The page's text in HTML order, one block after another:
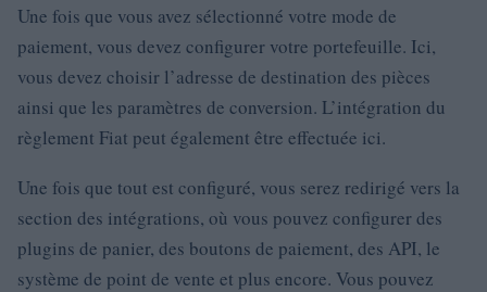
Une fois que vous avez sélectionné votre mode de
paiement, vous devez configurer votre portefeuille. Ici,
vous devez choisir l’adresse de destination des pièces
ainsi que les paramètres de conversion. L’intégration du
règlement Fiat peut également être effectuée ici.
Une fois que tout est configuré, vous serez redirigé vers la
section des intégrations, où vous pouvez configurer des
plugins de panier, des boutons de paiement, des API, le
système de point de vente et plus encore. Vous pouvez